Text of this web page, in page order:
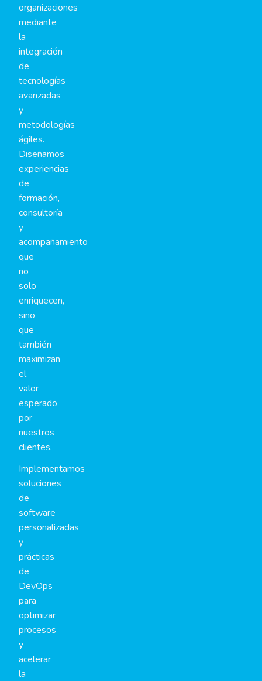
organizaciones
mediante
la
integración
de
tecnologías
avanzadas
y
metodologías
ágiles.
Diseñamos
experiencias
de
formación,
consultoría
y
acompañamiento
que
no
solo
enriquecen,
sino
que
también
maximizan
el
valor
esperado
por
nuestros
clientes.
Implementamos
soluciones
de
software
personalizadas
y
prácticas
de
DevOps
para
optimizar
procesos
y
acelerar
la